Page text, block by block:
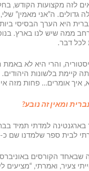
לזה מקצועות הקודש,
גדולים. ה”אני מאמין”
היא הערך הבסיסי
רחב ממה שיש לנו בארץ.
לכל דבר.
והרי היא לא באמת
קיימת בלשונות
איך אומרים… פחות מזה
ומאין זה נובע?
בארגנטינה למדתי תמיד
כשהתחלתי ללמוד באוניברסיטה בארץ, הלכתי ללמוד לשון עברית.
צעיר, ואמרתי,